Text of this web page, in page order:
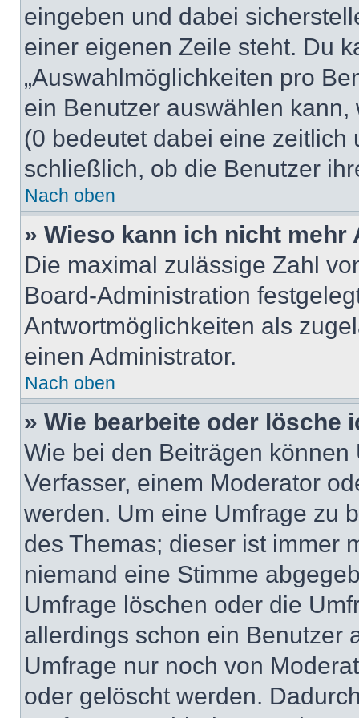
eingeben und dabei
einer eigenen Zeile steht. Du
„Auswahlmöglichkeiten pro
ein Benutzer auswählen
(0 bedeutet dabei eine
schließlich, ob die Benutzer
Nach oben
» Wieso kann ich nicht
Die maximal zulässige Zahl
Board-Administration
Antwortmöglichkeiten als
einen Administrator.
Nach oben
» Wie bearbeite oder lösche
Wie bei den Beiträgen
Verfasser, einem Moderator
werden. Um eine Umfrage zu
des Themas; dieser ist immer
niemand eine Stimme
Umfrage löschen oder die
allerdings schon ein Benutzer
Umfrage nur noch von
oder gelöscht werden.